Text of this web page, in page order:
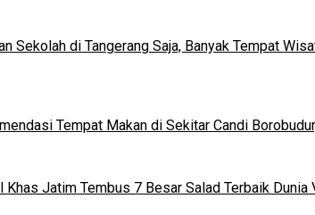
Sekolah di Tangerang Saja, Banyak Tempat
Tempat Makan di Sekitar Candi
Khas Jatim Tembus 7 Besar Salad Terbaik Dunia